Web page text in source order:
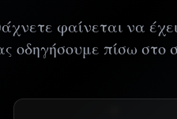
φαίνεται να
οδηγήσουμε πίσω στο